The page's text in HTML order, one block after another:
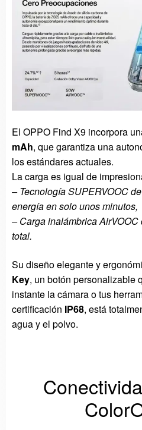
El OPPO Find X9 incorpora
mAh, que garantiza una
los estándares actuales.
La carga es igual de
– Tecnología SUPERVOOC
energía en solo unos minutos,
– Carga inalámbrica
total.
Su diseño elegante y
Key, un botón personalizable
instante la cámara o tus
certificación IP68, está
agua y el polvo.